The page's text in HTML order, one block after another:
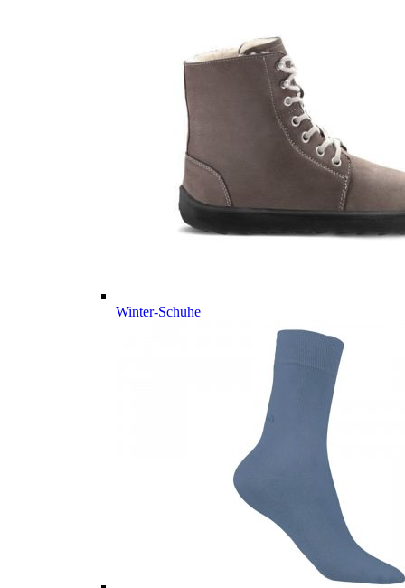
Winter-Schuhe